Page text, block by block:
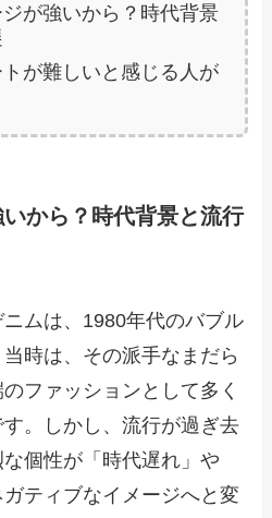
が強いから？時代背景
が難しいと感じる人が
から？時代背景と流行
ムは、1980年代のバブル
時は、その派手なまだら
ファッションとして多く
。しかし、流行が過ぎ去
個性が「時代遅れ」や
ガティブなイメージへと変